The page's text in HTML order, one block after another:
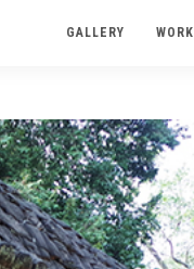
GALLERY WORK